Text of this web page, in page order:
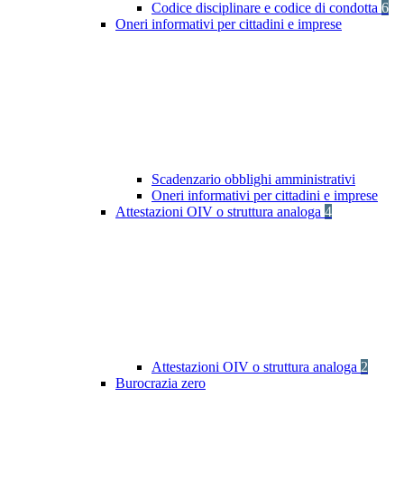
Codice disciplinare e codice di condotta 6
Oneri informativi per cittadini e imprese
Scadenzario obblighi amministrativi
Oneri informativi per cittadini e imprese
Attestazioni OIV o struttura analoga 4
Attestazioni OIV o struttura analoga 2
Burocrazia zero